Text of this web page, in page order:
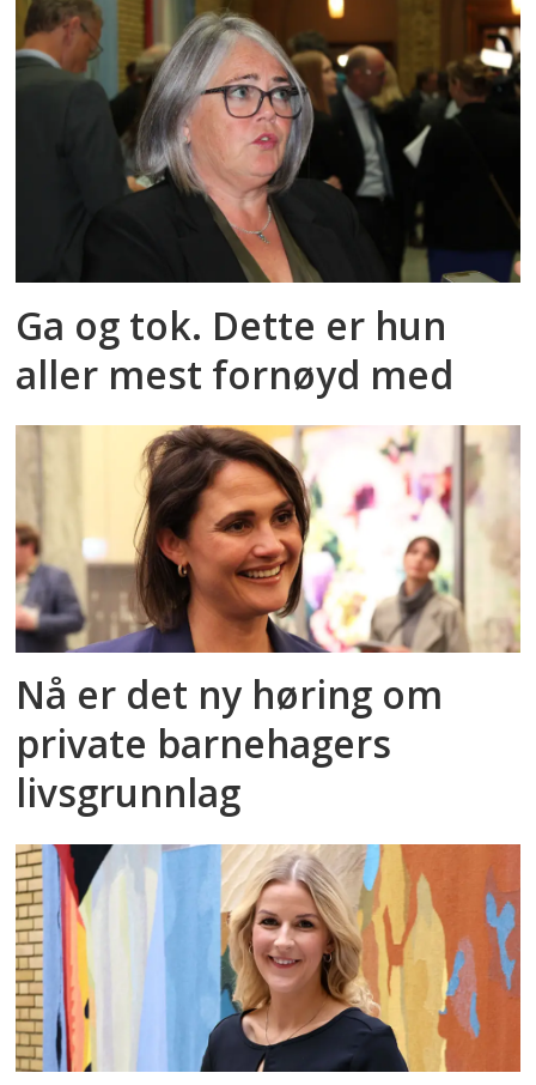
Ga og tok. Dette er hun
aller mest fornøyd med
Nå er det ny høring om
private barnehagers
livsgrunnlag